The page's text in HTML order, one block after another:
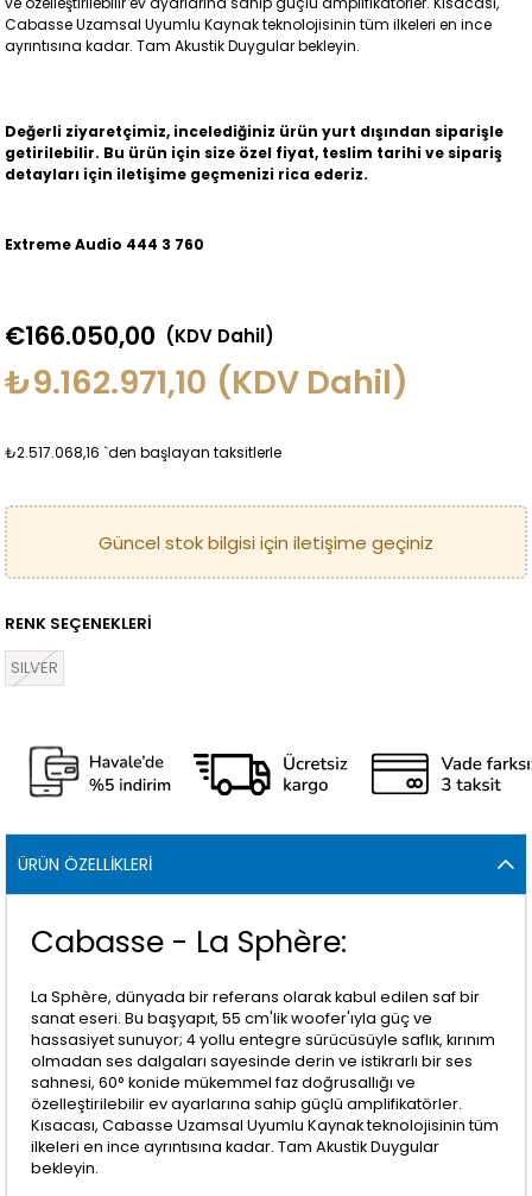
Cabasse Uzamsal Uyumlu Kaynak teknolojisinin tüm ilkeleri en ince
ayrıntısına kadar. Tam Akustik Duygular bekleyin.
Değerli ziyaretçimiz, incelediğiniz ürün yurt dışından siparişle
getirilebilir. Bu ürün için size özel fiyat, teslim tarihi ve sipariş
detayları için iletişime geçmenizi rica ederiz.
Extreme Audio 444 3 760
€166.050,00 (KDV Dahil)
₺9.162.971,10 (KDV Dahil)
₺2.517.068,16 `den başlayan taksitlerle
RENK SEÇENEKLERİ
SILVER
ÜRÜN ÖZELLIKLERI
Cabasse - La Sphère:
La Sphère, dünyada bir referans olarak kabul edilen saf bir
sanat eseri. Bu başyapıt, 55 cm'lik woofer'ıyla güç ve
hassasiyet sunuyor; 4 yollu entegre sürücüsüyle saflık, kırınım
olmadan ses dalgaları sayesinde derin ve istikrarlı bir ses
sahnesi, 60° konide mükemmel faz doğrusallığı ve
özelleştirilebilir ev ayarlarına sahip güçlü amplifikatörler.
Kısacası, Cabasse Uzamsal Uyumlu Kaynak teknolojisinin tüm
ilkeleri en ince ayrıntısına kadar. Tam Akustik Duygular
bekleyin.